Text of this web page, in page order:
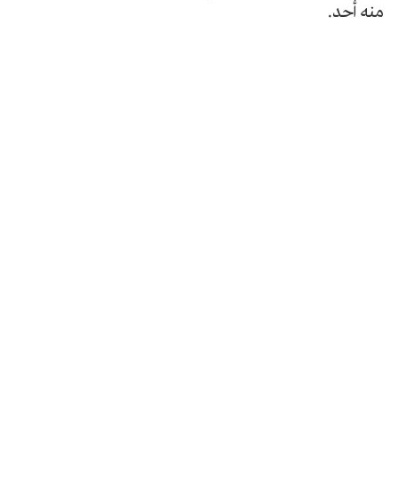
منه أحد.